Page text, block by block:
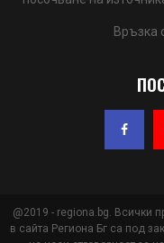
Връзка
@2019 - regiona.bg. Всички
в сайта Региона Бг са под